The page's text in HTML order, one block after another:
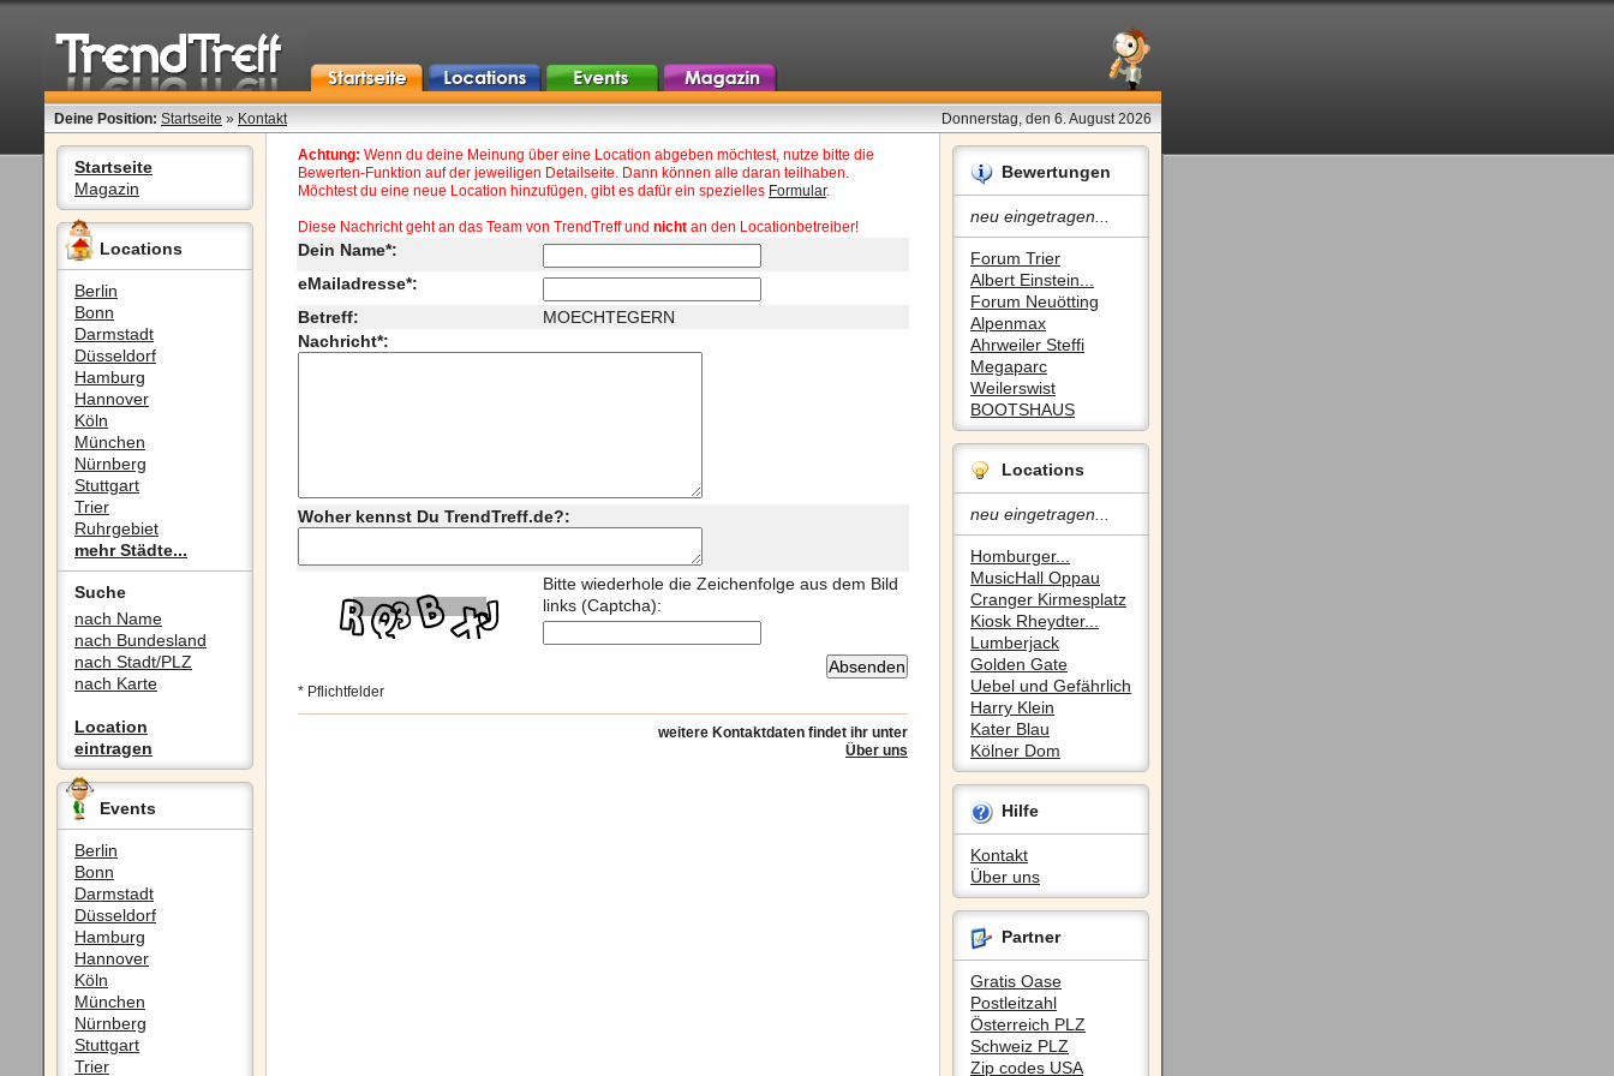
Deine Position: Startseite » Kontakt Donnerstag, den 6. August 2026
Startseite
Magazin
Locations
Berlin
Bonn
Darmstadt
Düsseldorf
Hamburg
Hannover
Köln
München
Nürnberg
Stuttgart
Trier
Ruhrgebiet
mehr Städte...
Suche
nach Name
nach Bundesland
nach Stadt/PLZ
nach Karte
Location
eintragen
Events
Berlin
Bonn
Darmstadt
Düsseldorf
Hamburg
Hannover
Köln
München
Nürnberg
Stuttgart
Trier
Bewertungen
neu eingetragen...
Forum Trier
Albert Einstein...
Forum Neuötting
Alpenmax
Ahrweiler Steffi
Megaparc
Weilerswist
BOOTSHAUS
Locations
neu eingetragen...
Homburger...
MusicHall Oppau
Cranger Kirmesplatz
Kiosk Rheydter...
Lumberjack
Golden Gate
Uebel und Gefährlich
Harry Klein
Kater Blau
Kölner Dom
Hilfe
Kontakt
Über uns
Partner
Gratis Oase
Postleitzahl
Österreich PLZ
Schweiz PLZ
Zip codes USA
Achtung: Wenn du deine Meinung über eine Location abgeben möchtest, nutze bitte die
Bewerten-Funktion auf der jeweiligen Detailseite. Dann können alle daran teilhaben.
Möchtest du eine neue Location hinzufügen, gibt es dafür ein spezielles Formular.
Diese Nachricht geht an das Team von TrendTreff und nicht an den Locationbetreiber!
Dein Name*:
eMailadresse*:
Betreff:
MOECHTEGERN
Nachricht*:
Woher kennst Du TrendTreff.de?:
Bitte wiederhole die Zeichenfolge aus dem Bild
links (Captcha):
* Pflichtfelder
weitere Kontaktdaten findet ihr unter
Über uns